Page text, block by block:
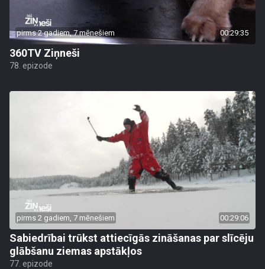
pirms 2 gadiem, 7 mēnešiem 00:29:35
360TV Ziņneši
78. epizode
pirms 2 gadiem, 7 mēnešiem 00:29:06
Sabiedrībai trūkst attiecīgās zināšanas par slīcēju
glābšanu ziemas apstākļos
77. epizode